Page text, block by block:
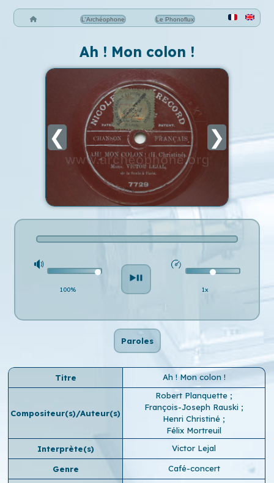
L'Archéophone Le Phonoflux
Ah ! Mon colon !
❮ ❯
100% 1x
Paroles
Titre Ah ! Mon colon !
Compositeur(s)/Auteur(s)
Robert Planquette ;
François-Joseph Rauski ;
Henri Christiné ;
Félix Mortreuil
Interprète(s)
Victor Lejal
Genre Café-concert